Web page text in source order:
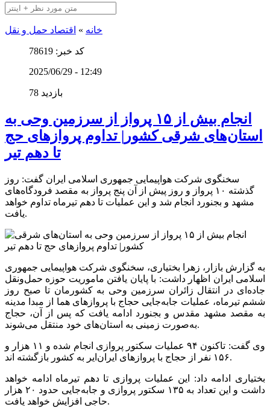
خانه » اقتصاد حمل و نقل
کد خبر: 78619
2025/06/29 - 12:49
78 بازدید
انجام بیش از ۱۵ پرواز از سرزمین وحی به
استان‌های شرقی کشور| تداوم پروازهای حج
تا دهم تیر
سخنگوی شرکت هواپیمایی جمهوری اسلامی ایران گفت: روز
گذشته ۱۰ پرواز و روز پیش از آن پنج پرواز به مقصد فرودگاه‌های
مشهد و بجنورد انجام شد و این عملیات تا دهم تیرماه تداوم خواهد
یافت.
به گزارش بازار، زهرا بختیاری، سخنگوی شرکت هواپیمایی جمهوری
اسلامی ایران اظهار داشت: با پایان یافتن ماموریت حوزه حمل‌ونقل
جاده‌ای در انتقال زائران سرزمین وحی به کشورمان تا صبح روز
ششم تیرماه، عملیات جابه‌جایی حجاج با پروازهای هما از مبدا مدینه
به مقصد مشهد مقدس و بجنورد ادامه یافت که پس از آن، حجاج
به‌صورت زمینی به استان‌های خود منتقل می‌شوند.
وی گفت:‌ تاکنون ۹۴ عملیات سکتور پروازی انجام شده و ۱۱ هزار و
۱۵۶ نفر از حجاج با پروازهای ایران‌ایر به کشور بازگشته اند.
بختیاری ادامه داد: این عملیات پروازی تا دهم تیرماه ادامه خواهد
داشت و این تعداد به ۱۳۵ سکتور پروازی و جابه‌جایی حدود ۲۰ هزار
حاجی افزایش خواهد یافت.